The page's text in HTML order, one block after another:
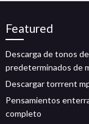
Featured
Descarga de tonos
predeterminados de
Descargar torrrent
Pensamientos
completo